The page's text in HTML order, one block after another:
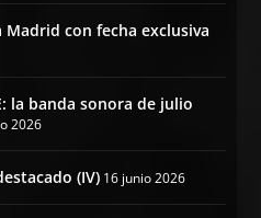
Madrid con fecha exclusiva
la banda sonora de julio
2026
(IV) 16 junio 2026